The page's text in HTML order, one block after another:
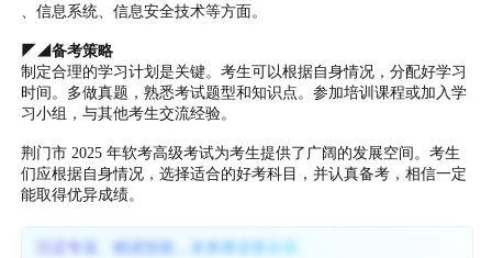
、信息系统、信息安全技术等方面。
◤◢备考策略
制定合理的学习计划是关键。考生可以根据自身情况，分配好学习
时间。多做真题，熟悉考试题型和知识点。参加培训课程或加入学
习小组，与其他考生交流经验。
荆门市 2025 年软考高级考试为考生提供了广阔的发展空间。考生
们应根据自身情况，选择适合的好考科目，并认真备考，相信一定
能取得优异成绩。
沉淀专业、精进技能，未来择业更从容。